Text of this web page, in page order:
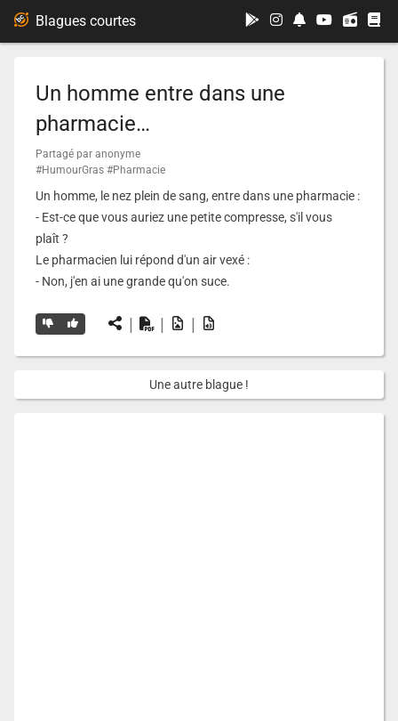
Un homme entre dans une
pharmacie…
Partagé par anonyme
#HumourGras #Pharmacie
Un homme, le nez plein de sang, entre dans une pharmacie :
- Est-ce que vous auriez une petite compresse, s'il vous
plaît ?
Le pharmacien lui répond d'un air vexé :
- Non, j'en ai une grande qu'on suce.
| | |
Une autre blague !
Blagues courtes